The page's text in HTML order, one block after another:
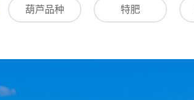
葫芦品种 特肥